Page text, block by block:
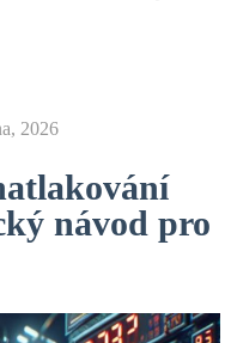
2026
návod pro